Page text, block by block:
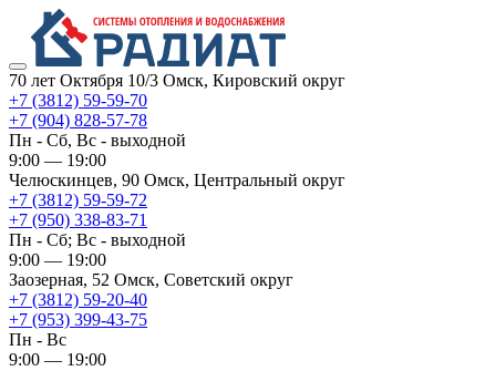
70 лет Октября 10/3 Омск, Кировский округ
+7 (3812) 59-59-70
+7 (904) 828-57-78
Пн - Сб, Вс - выходной
9:00 — 19:00
Челюскинцев, 90 Омск, ​Центральный округ
+7 (3812) 59-59-72
+7 (950) 338-83-71
Пн - Сб; Вс - выходной
9:00 — 19:00
Заозерная, 52 Омск, ​Советский округ
+7 (3812) 59-20-40
+7 (953) 399-43-75
Пн - Вс
9:00 — 19:00